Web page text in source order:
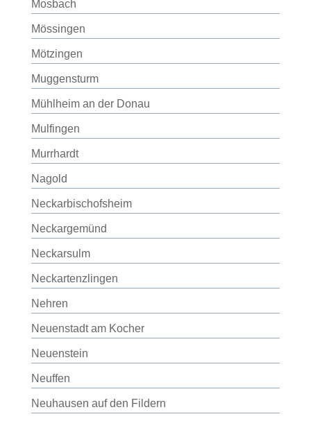
Mosbach
Mössingen
Mötzingen
Muggensturm
Mühlheim an der Donau
Mulfingen
Murrhardt
Nagold
Neckarbischofsheim
Neckargemünd
Neckarsulm
Neckartenzlingen
Nehren
Neuenstadt am Kocher
Neuenstein
Neuffen
Neuhausen auf den Fildern